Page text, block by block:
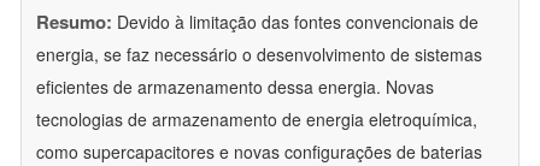
Resumo: Devido à limitação das fontes convencionais de
energia, se faz necessário o desenvolvimento de sistemas
eficientes de armazenamento dessa energia. Novas
tecnologias de armazenamento de energia eletroquímica,
como supercapacitores e novas configurações de baterias